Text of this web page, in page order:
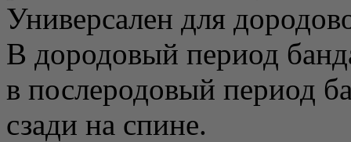
Универсален для
В дородовый период
в послеродовый период
сзади на спине.